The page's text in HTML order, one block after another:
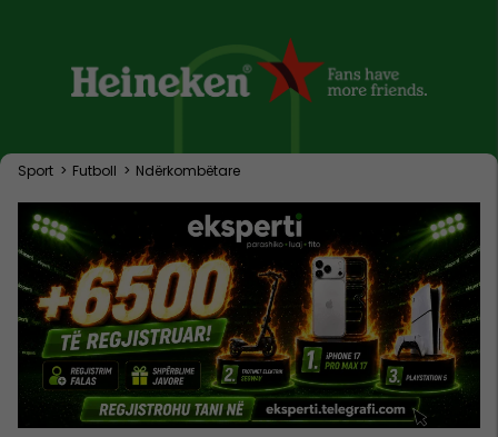
Sport > Futboll > Ndërkombëtare